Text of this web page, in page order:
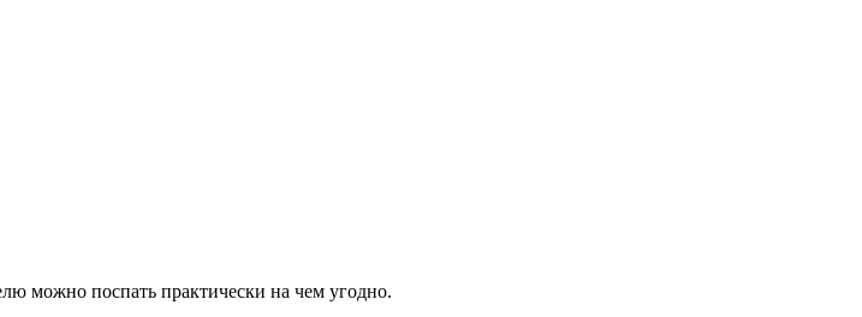
можно поспать практически на чем угодно.